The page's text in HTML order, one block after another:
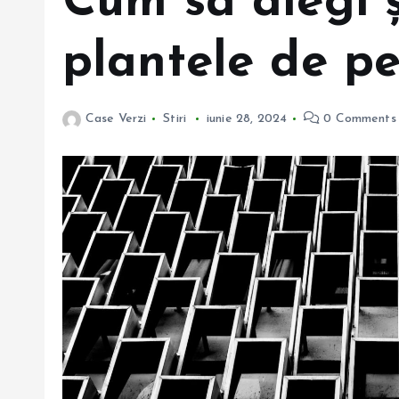
plantele de
Case Verzi Stiri iunie 28, 2024 0 Comments